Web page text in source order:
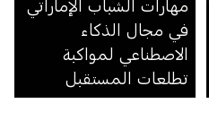
مهارات الشباب الإماراتي
في مجال الذكاء
الاصطناعي لمواكبة
تطلعات المستقبل